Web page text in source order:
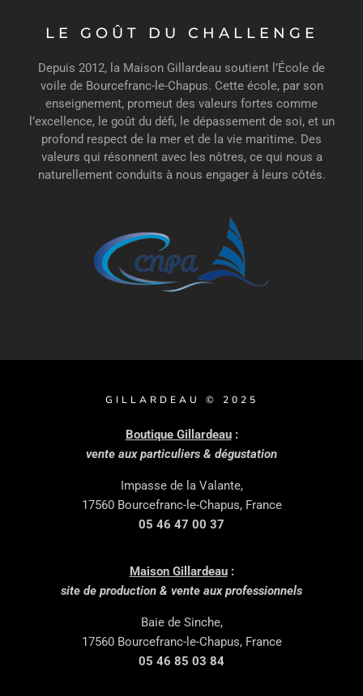
LE GOÛT DU CHALLENGE
Depuis 2012, la Maison Gillardeau soutient l’École de
voile de Bourcefranc-le-Chapus. Cette école, par son
enseignement, promeut des valeurs fortes comme
l’excellence, le goût du défi, le dépassement de soi, et un
profond respect de la mer et de la vie maritime. Des
valeurs qui résonnent avec les nôtres, ce qui nous a
naturellement conduits à nous engager à leurs côtés.
GILLARDEAU © 2025
Boutique Gillardeau:
vente aux particuliers & dégustation
Impasse de la Valante,
17560 Bourcefranc-le-Chapus, France
05 46 47 00 37
Maison Gillardeau:
site de production & vente aux professionnels
Baie de Sinche,
17560 Bourcefranc-le-Chapus, France
05 46 85 03 84